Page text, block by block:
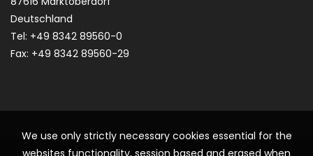
Deutschland
Tel: +49 8342 89560-0
Fax: +49 8342 89560-29
We use only strictly necessary cookies essential for the
websites functionality, session based and erased when